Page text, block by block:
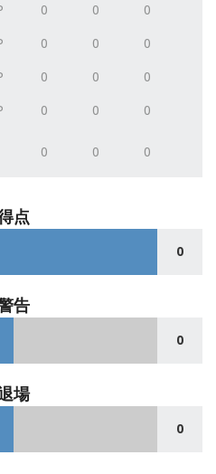
0 0 0
0 0 0
0 0 0
0 0 0
0 0 0
点
0
告
0
場
0